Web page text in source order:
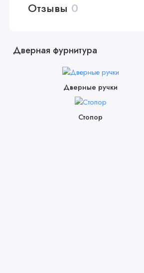
Отзывы 0
Дверная фурнитура
Дверные ручки
Стопор